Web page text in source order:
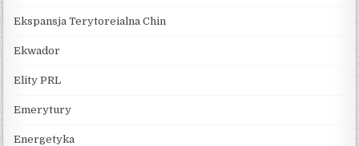
Ekspansja Terytoreialna Chin
Ekwador
Elity PRL
Emerytury
Energetyka